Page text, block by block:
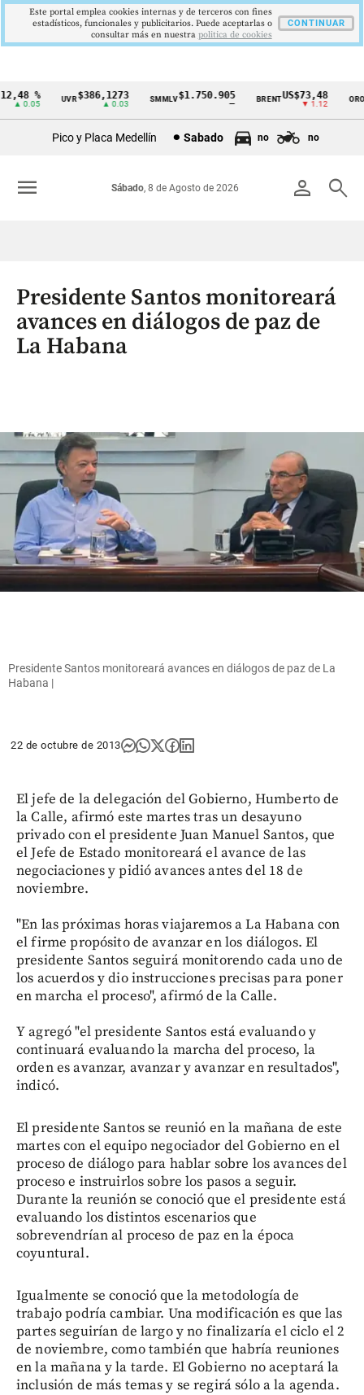
Cintillo
Colombia
%
▲ 0.05
UVR$386,1273
▲ 0.03
SMMLV$1.750.905 BRENTUS$73,48
▼ 1.12
ORO
Pico y Placa Medellín Sabado no no
person search
Sábado, 8 de Agosto de 2026
menu
Presidente Santos monitoreará
avances en diálogos de paz de
La Habana
Presidente Santos monitoreará avances en diálogos de paz de La
Habana |
22 de octubre de 2013
El jefe de la delegación del Gobierno, Humberto de
la Calle, afirmó este martes tras un desayuno
privado con el presidente Juan Manuel Santos, que
el Jefe de Estado monitoreará el avance de las
negociaciones y pidió avances antes del 18 de
noviembre.
"En las próximas horas viajaremos a La Habana con
el firme propósito de avanzar en los diálogos. El
presidente Santos seguirá monitorendo cada uno de
los acuerdos y dio instrucciones precisas para poner
en marcha el proceso", afirmó de la Calle.
Y agregó "el presidente Santos está evaluando y
continuará evaluando la marcha del proceso, la
orden es avanzar, avanzar y avanzar en resultados",
indicó.
El presidente Santos se reunió en la mañana de este
martes con el equipo negociador del Gobierno en el
proceso de diálogo para hablar sobre los avances del
proceso e instruirlos sobre los pasos a seguir.
Durante la reunión se conoció que el presidente está
evaluando los distintos escenarios que
sobrevendrían al proceso de paz en la época
coyuntural.
Igualmente se conoció que la metodología de
trabajo podría cambiar. Una modificación es que las
partes seguirían de largo y no finalizaría el ciclo el 2
de noviembre, como también que habría reuniones
en la mañana y la tarde. El Gobierno no aceptará la
inclusión de más temas y se regirá sólo a la agenda.
Este portal emplea cookies internas y de terceros con fines
estadísticos, funcionales y publicitarios. Puede aceptarlas o
consultar más en nuestra politica de cookies
CONTINUAR